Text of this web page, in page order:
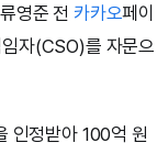
영준 전 카카오페이
자(CSO)를 자문으
인정받아 100억 원